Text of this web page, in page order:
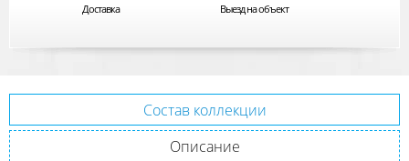
Доставка Выезд на объект
Состав коллекции
Описание